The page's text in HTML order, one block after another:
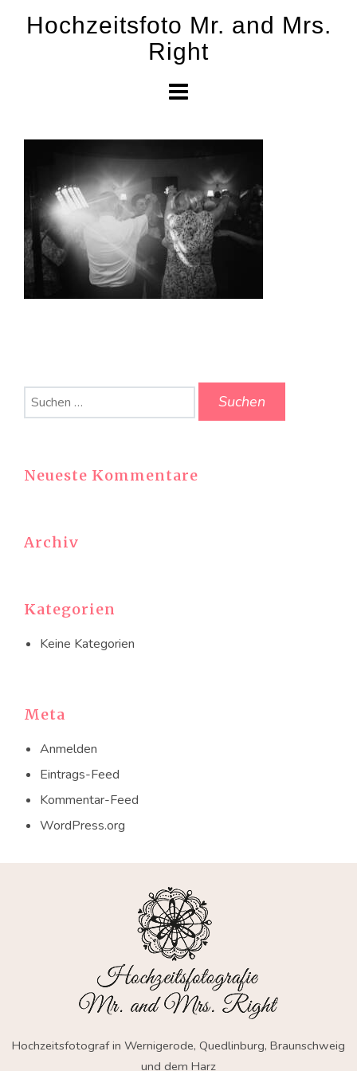
Hochzeitsfoto Mr. and Mrs.
Right
Suchen
nach:
Neueste Kommentare
Archiv
Kategorien
Keine Kategorien
Meta
Anmelden
Eintrags-Feed
Kommentar-Feed
WordPress.org
Hochzeitsfotograf in Wernigerode, Quedlinburg, Braunschweig
und dem Harz